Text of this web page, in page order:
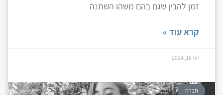
זמן להבין שגם בהם משהו השתנה
קרא עוד »
יוני 16, 2024
חברה